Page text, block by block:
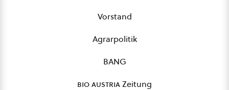
Vorstand
Agrarpolitik
BANG
bio austriaZeitung